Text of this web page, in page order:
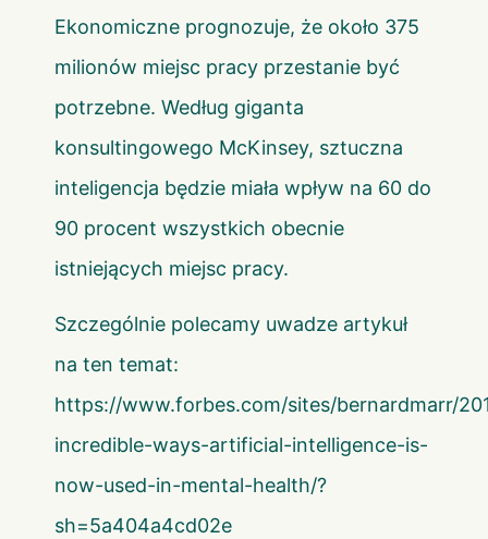
Ekonomiczne prognozuje, że około 375
milionów miejsc pracy przestanie być
potrzebne. Według giganta
konsultingowego McKinsey, sztuczna
inteligencja będzie miała wpływ na 60 do
90 procent wszystkich obecnie
istniejących miejsc pracy.
Szczególnie polecamy uwadze artykuł
na ten temat:
https://www.forbes.com/sites/bernardmarr/
incredible-ways-artificial-intelligence-is-
now-used-in-mental-health/?
sh=5a404a4cd02e